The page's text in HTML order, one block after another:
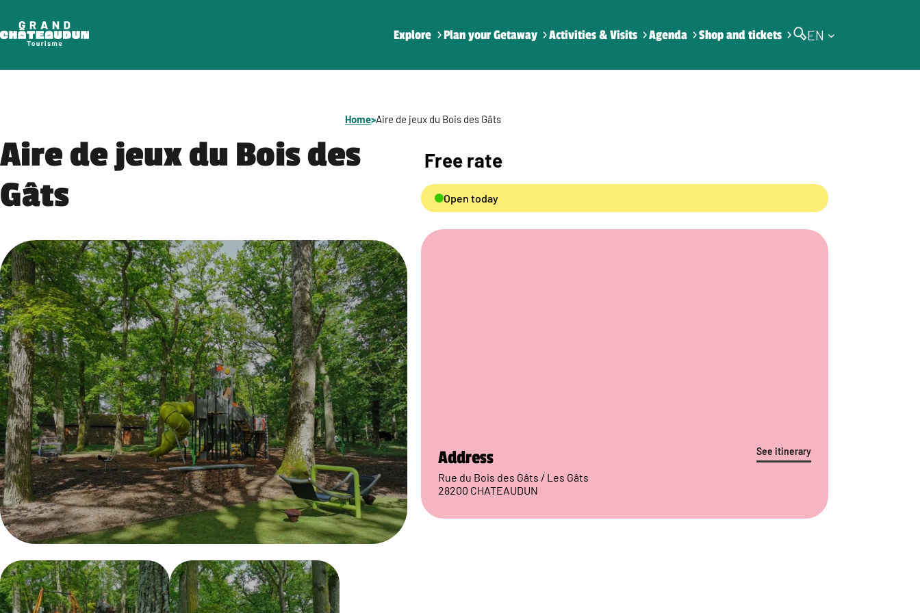
content
Explore Plan your Getaway Activities & Visits Agenda Shop and tickets EN
Home>Aire de jeux du Bois des Gâts
Aire de jeux du Bois des
Gâts
Free rate
Open today
See itinerary
Address
Rue du Bois des Gâts / Les Gâts
28200 CHATEAUDUN